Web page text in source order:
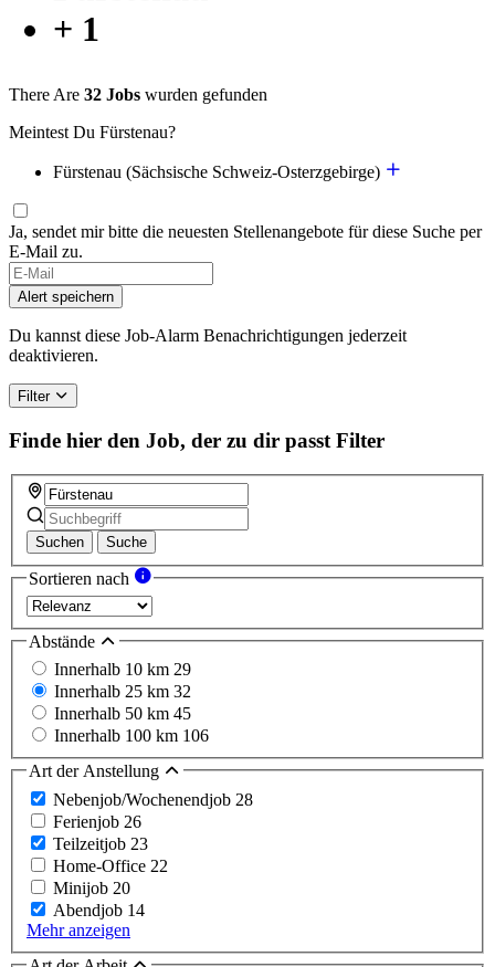
+ 1
There Are 32 Jobs wurden gefunden
Meintest Du Fürstenau?
Fürstenau (Sächsische Schweiz-Osterzgebirge)
Ja, sendet mir bitte die neuesten Stellenangebote für diese Suche per
E-Mail zu.
Alert speichern
Du kannst diese Job-Alarm Benachrichtigungen jederzeit
deaktivieren.
Filter
Finde hier den Job, der zu dir passt Filter
Suchen Suche
Sortieren nach
Abstände
Innerhalb 10 km 29
Innerhalb 25 km 32
Innerhalb 50 km 45
Innerhalb 100 km 106
Art der Anstellung
Nebenjob/Wochenendjob 28
Ferienjob 26
Teilzeitjob 23
Home-Office 22
Minijob 20
Abendjob 14
Mehr anzeigen